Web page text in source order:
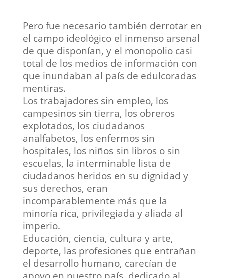
Pero fue necesario también derrotar en
el campo ideológico el inmenso arsenal
de que disponían, y el monopolio casi
total de los medios de información con
que inundaban al país de edulcoradas
mentiras.
Los trabajadores sin empleo, los
campesinos sin tierra, los obreros
explotados, los ciudadanos
analfabetos, los enfermos sin
hospitales, los niños sin libros o sin
escuelas, la interminable lista de
ciudadanos heridos en su dignidad y
sus derechos, eran
incomparablemente más que la
minoría rica, privilegiada y aliada al
imperio.
Educación, ciencia, cultura y arte,
deporte, las profesiones que entrañan
el desarrollo humano, carecían de